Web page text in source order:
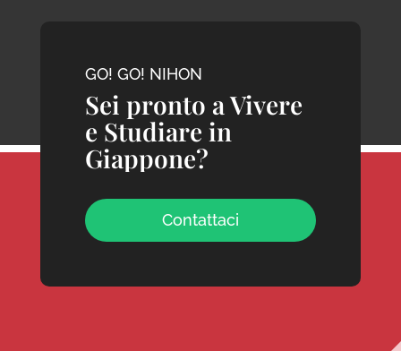
GO! GO! NIHON
Sei pronto a Vivere
e Studiare in
Giappone?
Contattaci